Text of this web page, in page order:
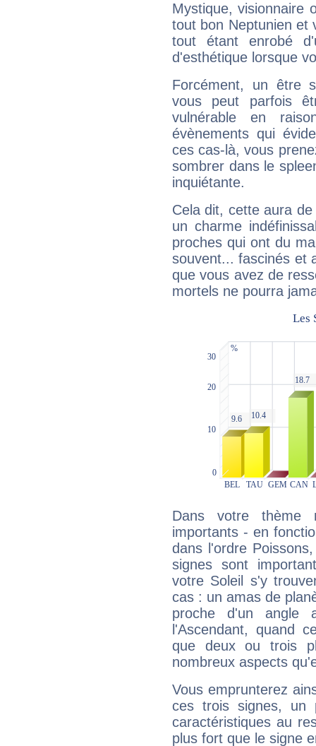
Mystique, visionnaire
tout bon Neptunien et
tout étant enrobé
d'esthétique lorsque
Forcément, un être
vous peut parfois
vulnérable en
évènements qui
ces cas-là, vous
sombrer dans le
inquiétante.
Cela dit, cette aura
un charme
proches qui ont du
souvent... fascinés et
que vous avez de
mortels ne pourra
Dans votre thème
importants - en
dans l'ordre
signes sont
votre Soleil s'y
cas : un amas de
proche d'un
l'Ascendant, quand
que deux ou trois
nombreux aspects
Vous emprunterez
ces trois signes, un
caractéristiques au
plus fort que le signe